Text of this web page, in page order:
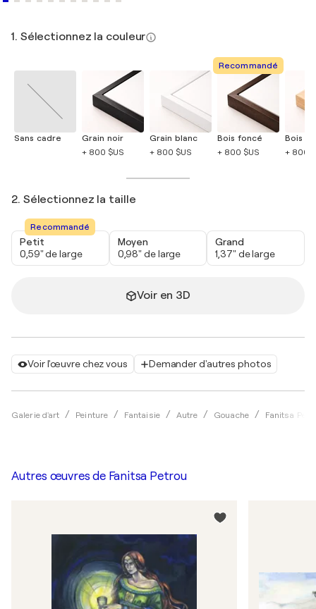
Voir l'œuvre chez vous Demander d'autres photos
Galerie d'art Peinture Fantaisie Autre Gouache Fanitsa
1. Sélectionnez la couleur
Sans cadre
Grain noir
+ 800 $US
Grain blanc
+ 800 $US
Recommandé
Bois foncé
+ 800 $US
Bois
+ 800
2. Sélectionnez la taille
Recommandé
Petit
0,59" de large
Moyen
0,98" de large
Grand
1,37" de large
Voir en 3D
Autres œuvres de Fanitsa Petrou